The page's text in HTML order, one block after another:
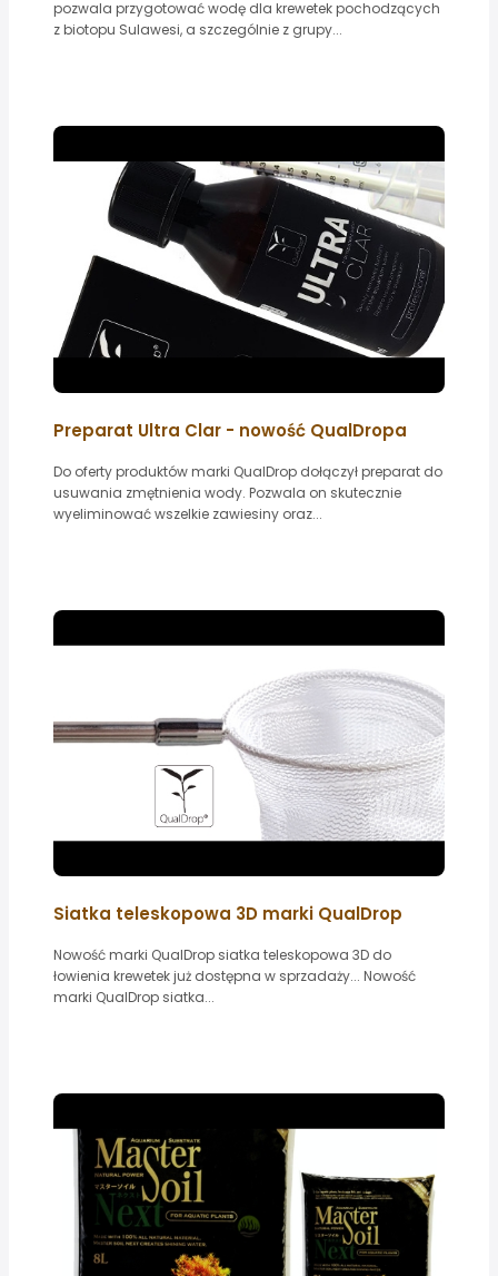
pozwala przygotować wodę dla krewetek pochodzących
z biotopu Sulawesi, a szczególnie z grupy...
Preparat Ultra Clar - nowość QualDropa
Do oferty produktów marki QualDrop dołączył preparat do
usuwania zmętnienia wody. Pozwala on skutecznie
wyeliminować wszelkie zawiesiny oraz...
Siatka teleskopowa 3D marki QualDrop
Nowość marki QualDrop siatka teleskopowa 3D do
łowienia krewetek już dostępna w sprzadaży... Nowość
marki QualDrop siatka...